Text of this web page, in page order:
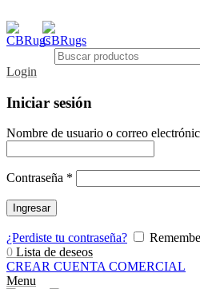
Login
Iniciar sesión
Nombre de usuario o correo
Contraseña *
Ingresar
¿Perdiste tu contraseña?
0 Lista de deseos
CREAR CUENTA COMERCIAL
Menu